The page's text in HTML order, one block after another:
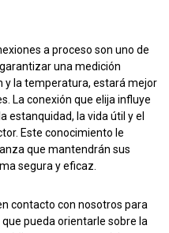
a proceso son uno de
una medición
y la temperatura, estará mejor
La conexión que elija influye
estanquidad, la vida útil y el
Este conocimiento le
que mantendrán sus
segura y eficaz.
contacto con nosotros para
pueda orientarle sobre la